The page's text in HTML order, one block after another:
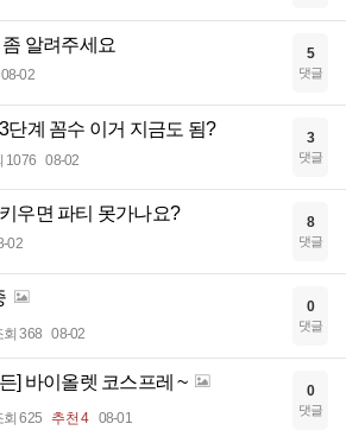
알려주세요
08-02
5
댓글
단계 꼼수 이거 지금도 됨?
1076 08-02
3
댓글
우면 파티 못가나요?
02
8
댓글
회 368 08-02
0
댓글
] 바이올렛 코스프레 ~
회 625 추천 4 08-01
0
댓글